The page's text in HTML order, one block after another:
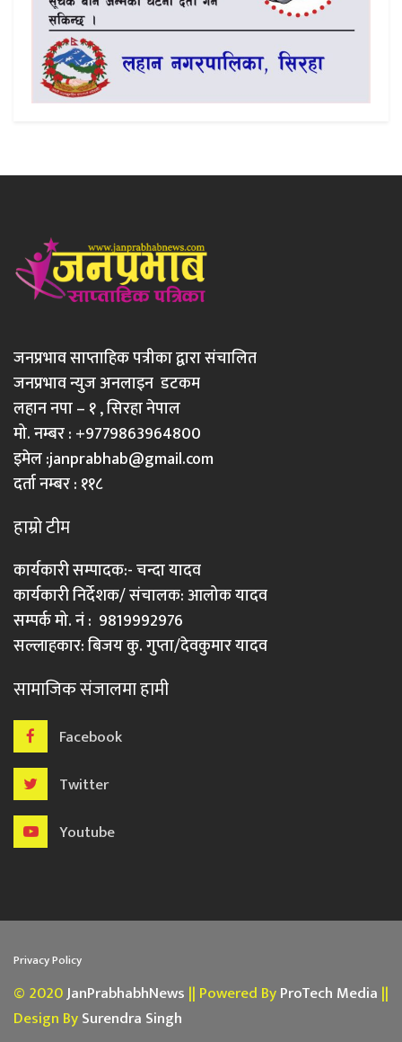
जनप्रभाव साप्ताहिक पत्रीका द्वारा संचालित
जनप्रभाव न्युज अनलाइन डटकम
लहान नपा – १ , सिरहा नेपाल
मो. नम्बर : +9779863964800
इमेल :janprabhab@gmail.com
दर्ता नम्बर : ११८
हाम्रो टीम
कार्यकारी सम्पादक:- चन्दा यादव
कार्यकारी निर्देशक/ संचालक: आलोक यादव
सम्पर्क मो. नं : 9819992976
सल्लाहकार: बिजय कु. गुप्ता/देवकुमार यादव
सामाजिक संजालमा हामी
Facebook
Twitter
Youtube
Privacy Policy
© 2020JanPrabhabhNews || Powered ByProTech Media ||
Design BySurendra Singh